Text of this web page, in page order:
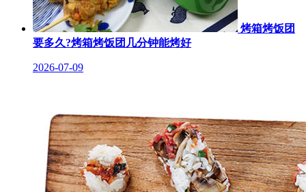
烤箱烤饭团
要多久?烤箱烤饭团几分钟能烤好
2026-07-09